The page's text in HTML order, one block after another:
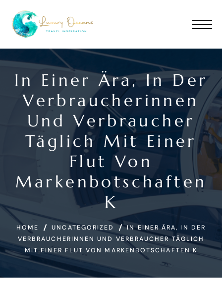
In Einer Ära, In Der
Verbraucherinnen
Und Verbraucher
Täglich Mit Einer
Flut Von
Markenbotschaften
K
HOME UNCATEGORIZED
IN EINER ÄRA, IN DER
VERBRAUCHERINNEN UND VERBRAUCHER TÄGLICH
MIT EINER FLUT VON MARKENBOTSCHAFTEN K